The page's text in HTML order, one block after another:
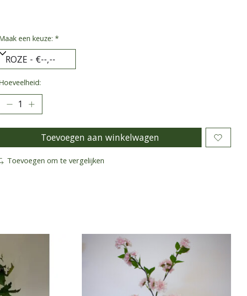
een keuze: *
Toevoegen aan winkelwagen
Toevoegen om te vergelijken